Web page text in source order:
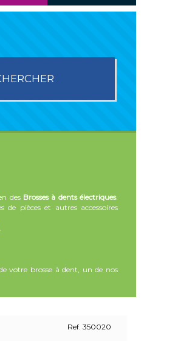
des Brosses à dents électriques.
pièces et autres accessoires
votre brosse à dent, un de nos
Ref. 350020